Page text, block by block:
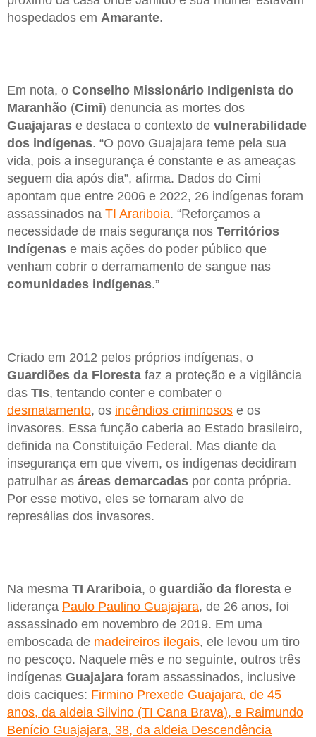
hospedados em Amarante.
Em nota, o Conselho Missionário Indigenista do
Maranhão (Cimi) denuncia as mortes dos
Guajajaras e destaca o contexto de vulnerabilidade
dos indígenas. “O povo Guajajara teme pela sua
vida, pois a insegurança é constante e as ameaças
seguem dia após dia”, afirma. Dados do Cimi
apontam que entre 2006 e 2022, 26 indígenas foram
assassinados na TI Arariboia. “Reforçamos a
necessidade de mais segurança nos Territórios
Indígenas e mais ações do poder público que
venham cobrir o derramamento de sangue nas
comunidades indígenas.”
Criado em 2012 pelos próprios indígenas, o
Guardiões da Floresta faz a proteção e a vigilância
das TIs, tentando conter e combater o
desmatamento, os incêndios criminosos e os
invasores. Essa função caberia ao Estado brasileiro,
definida na Constituição Federal. Mas diante da
insegurança em que vivem, os indígenas decidiram
patrulhar as áreas demarcadas por conta própria.
Por esse motivo, eles se tornaram alvo de
represálias dos invasores.
Na mesma TI Arariboia, o guardião da floresta e
liderança Paulo Paulino Guajajara, de 26 anos, foi
assassinado em novembro de 2019. Em uma
emboscada de madeireiros ilegais, ele levou um tiro
no pescoço. Naquele mês e no seguinte, outros três
indígenas Guajajara foram assassinados, inclusive
dois caciques: Firmino Prexede Guajajara, de 45
anos, da aldeia Silvino (TI Cana Brava), e Raimundo
Benício Guajajara, 38, da aldeia Descendência